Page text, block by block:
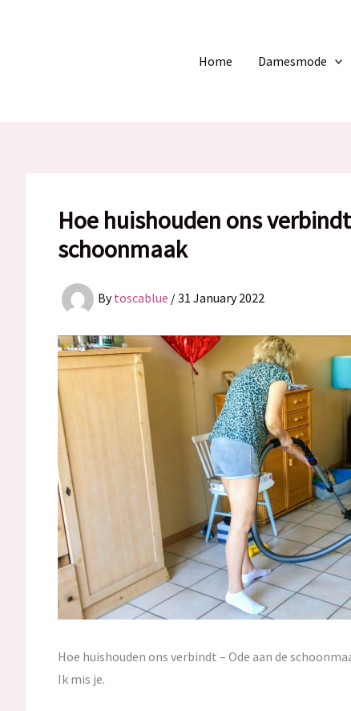
Home Damesmode
Hoe huishouden ons
schoonmaak
Bytoscablue /31 January 2022
Hoe huishouden ons verbindt – Ode aan de
Ik mis je.